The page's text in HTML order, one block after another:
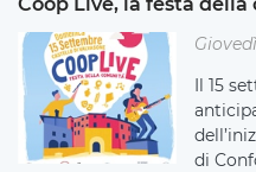
Il 15
di